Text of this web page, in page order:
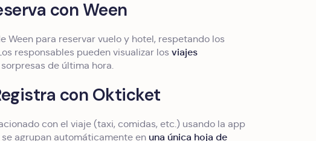
con Ween
Ween para reservar vuelo y hotel, respetando los
responsables pueden visualizar losviajes
sorpresas de última hora.
con Okticket
con el viaje (taxi, comidas, etc.) usando la app
agrupan automáticamente en una única hoja de